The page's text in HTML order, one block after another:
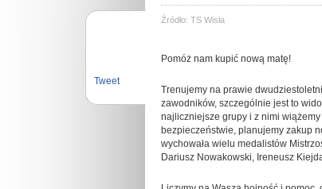
Źródło: TS Wisła
Tweet
Pomóż nam kupić nową matę!
Trenujemy na prawie
zawodników, szczególnie jest to
najliczniejsze grupy i z nimi
bezpieczeństwie, planujemy zakup
wychowała wielu medalistów
Dariusz Nowakowski, Ireneusz